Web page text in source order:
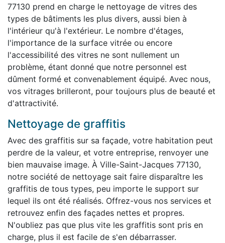
77130 prend en charge le nettoyage de vitres des
types de bâtiments les plus divers, aussi bien à
l'intérieur qu'à l'extérieur. Le nombre d'étages,
l'importance de la surface vitrée ou encore
l'accessibilité des vitres ne sont nullement un
problème, étant donné que notre personnel est
dûment formé et convenablement équipé. Avec nous,
vos vitrages brilleront, pour toujours plus de beauté et
d'attractivité.
Nettoyage de graffitis
Avec des graffitis sur sa façade, votre habitation peut
perdre de la valeur, et votre entreprise, renvoyer une
bien mauvaise image. À Ville-Saint-Jacques 77130,
notre société de nettoyage sait faire disparaître les
graffitis de tous types, peu importe le support sur
lequel ils ont été réalisés. Offrez-vous nos services et
retrouvez enfin des façades nettes et propres.
N'oubliez pas que plus vite les graffitis sont pris en
charge, plus il est facile de s'en débarrasser.